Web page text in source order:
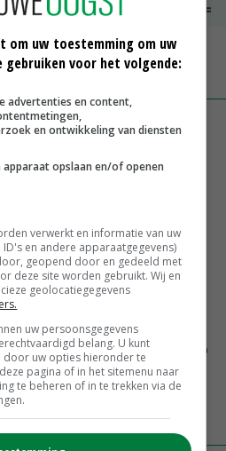
€ 0,00
MARKTPRIJZEN
meten willen Zuid-Hollandse
erkenning
over onttrekkingsverbod,
van Krullvarkens komt van de
El Niño stuwen voedselprijzen op
om uw toestemming om uw
gebruiken voor het volgende:
advertenties en content,
en ontwikkeling van diensten
opslaan en/of openen
verwerkt en informatie van uw
en andere apparaatgegevens)
geopend door en gedeeld met
deze site worden gebruikt. Wij en
geolocatiegegevens
uw persoonsgegevens
belang. U kunt
door uw opties hieronder te
pagina of in het sitemenu naar
te beheren of in te trekken via de